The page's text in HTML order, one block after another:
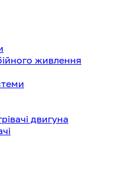
живлення
двигуна